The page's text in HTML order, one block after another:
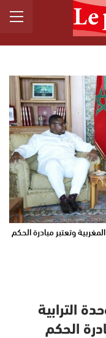
وتعتبر مبادرة الحكم
الترابية
الحكم